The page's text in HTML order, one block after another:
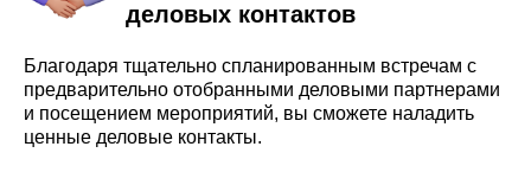
деловых контактов
Благодаря тщательно спланированным встречам с
предварительно отобранными деловыми партнерами
и посещением мероприятий, вы сможете наладить
ценные деловые контакты.